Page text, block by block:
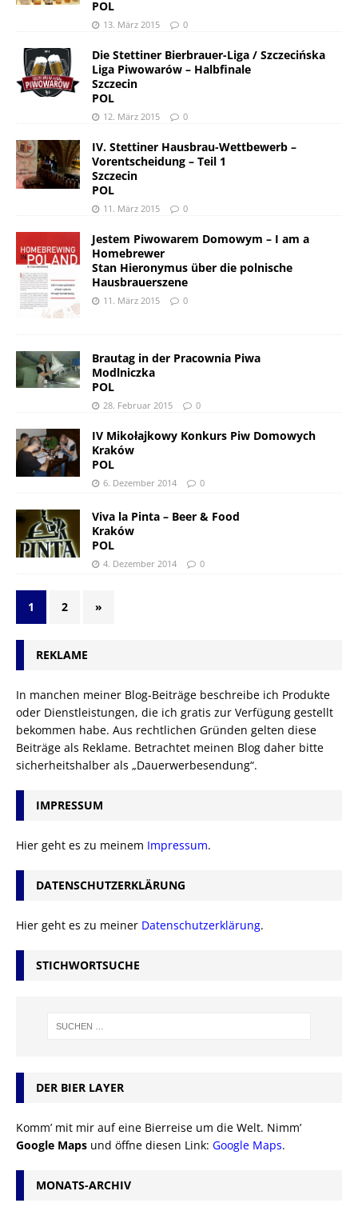
POL
13. März 2015 0
Die Stettiner Bierbrauer-Liga / Szczecińska
Liga Piwowarów – Halbfinale
Szczecin
POL
12. März 2015 0
IV. Stettiner Hausbrau-Wettbewerb –
Vorentscheidung – Teil 1
Szczecin
POL
11. März 2015 0
Jestem Piwowarem Domowym – I am a
Homebrewer
Stan Hieronymus über die polnische
Hausbrauerszene
11. März 2015 0
Brautag in der Pracownia Piwa
Modlniczka
POL
28. Februar 2015 0
IV Mikołajkowy Konkurs Piw Domowych
Kraków
POL
6. Dezember 2014 0
Viva la Pinta – Beer & Food
Kraków
POL
4. Dezember 2014 0
1 2 »
REKLAME
In manchen meiner Blog-Beiträge beschreibe ich Produkte
oder Dienstleistungen, die ich gratis zur Verfügung gestellt
bekommen habe. Aus rechtlichen Gründen gelten diese
Beiträge als Reklame. Betrachtet meinen Blog daher bitte
sicherheitshalber als „Dauerwerbesendung“.
IMPRESSUM
Hier geht es zu meinem Impressum.
DATENSCHUTZERKLÄRUNG
Hier geht es zu meiner Datenschutzerklärung.
STICHWORTSUCHE
DER BIER LAYER
Komm’ mit mir auf eine Bierreise um die Welt. Nimm’
Google Maps und öffne diesen Link: Google Maps.
MONATS-ARCHIV